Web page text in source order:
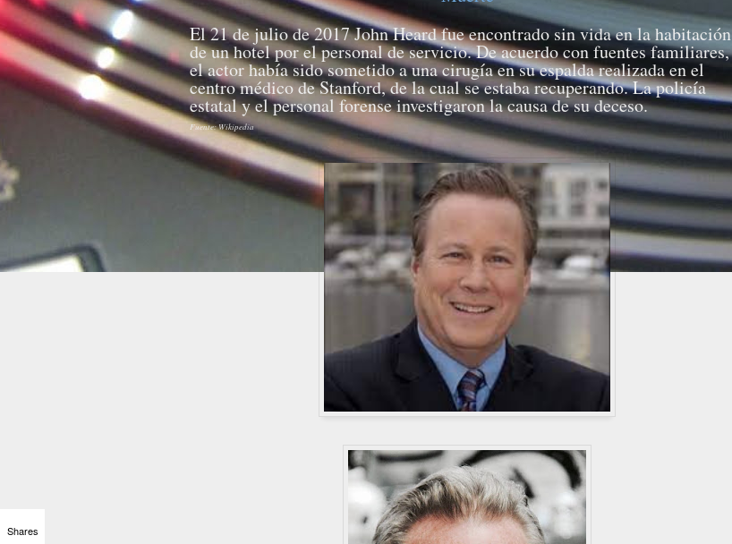
El 21 de julio de 2017 John Heard fue encontrado sin vida en la habitación
de un hotel por el personal de servicio. De acuerdo con fuentes familiares,
el actor había sido sometido a una cirugía en su espalda realizada en el
centro médico de Stanford, de la cual se estaba recuperando. La policía
estatal y el personal forense investigaron la causa de su deceso.
Fuente: Wikipedia
Shares